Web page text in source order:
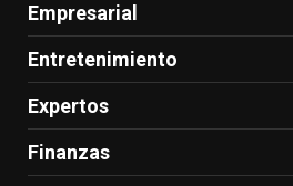
Empresarial
Entretenimiento
Expertos
Finanzas